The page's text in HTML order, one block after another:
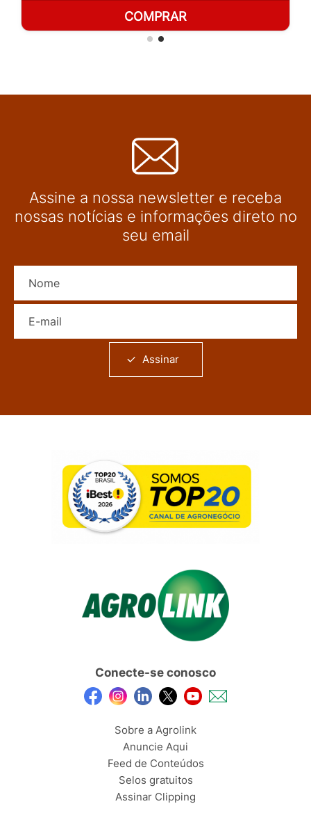
COMPRAR
Assine a nossa newsletter e receba
nossas notícias e informações direto no
seu email
Assinar
Conecte-se conosco
Sobre a Agrolink
Anuncie Aqui
Feed de Conteúdos
Selos gratuitos
Assinar Clipping